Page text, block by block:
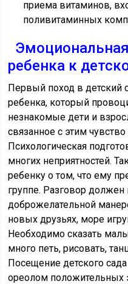
приема витаминов,
поливитаминных
ребенка к
Первый поход в детский
ребенка, который
незнакомые дети и
связанное с этим чувство
Психологическая
многих неприятностей.
ребенку о том, что ему
группе. Разговор должен
доброжелательной
новых друзьях, море
Необходимо сказать
много петь, рисовать,
Посещение детского
ореолом положительных